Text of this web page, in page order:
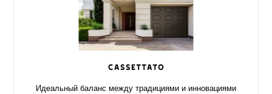
CASSETTATO
Идеальный баланс между традициями и инновациями